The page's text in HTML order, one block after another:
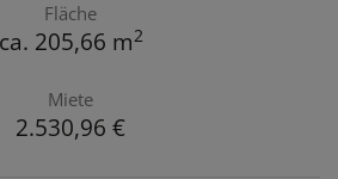
Fläche
ca. 205,66 m2
Miete
2.530,96 €